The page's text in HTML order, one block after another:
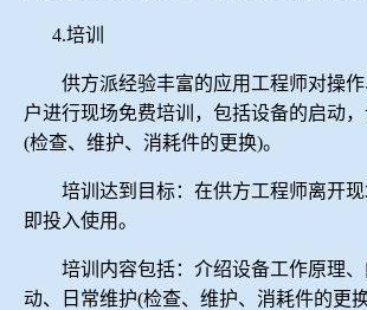
4.培训
供方派经验丰富的应用工程师对操
户进行现场免费培训，包括设备的启动
(检查、维护、消耗件的更换)。
培训达到目标：在供方工程师离开
即投入使用。
培训内容包括：介绍设备工作原理
动、日常维护(检查、维护、消耗件的更